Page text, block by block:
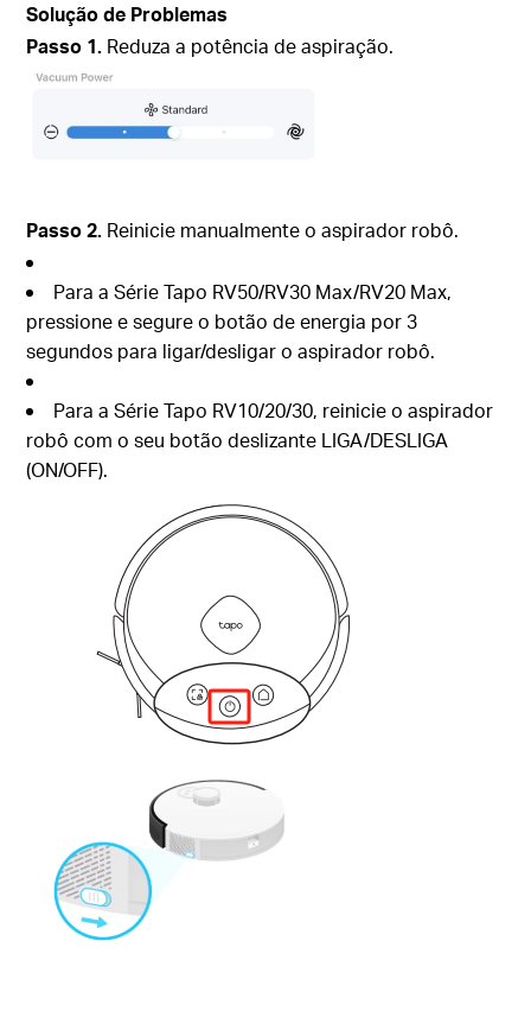
Solução de Problemas
Passo 1. Reduza a potência de aspiração.
Passo 2. Reinicie manualmente o aspirador robô.
Para a Série Tapo RV50/RV30 Max/RV20 Max,
pressione e segure o botão de energia por 3
segundos para ligar/desligar o aspirador robô.
Para a Série Tapo RV10/20/30, reinicie o aspirador
robô com o seu botão deslizante LIGA/DESLIGA
(ON/OFF).